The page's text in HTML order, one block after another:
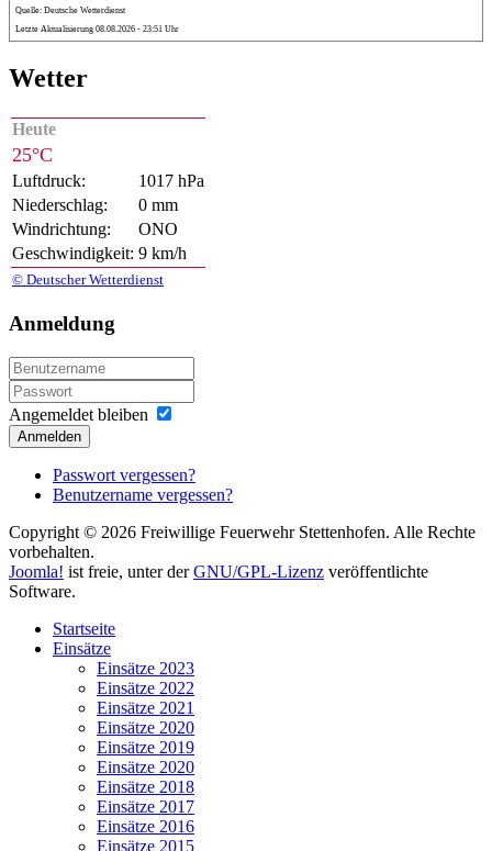
Quelle: Deutsche Wetterdienst
Letzte Aktualisierung 08.08.2026 - 23:51 Uhr
Wetter
Heute
25°C
Luftdruck:
1017 hPa
Niederschlag:
0 mm
Windrichtung:
ONO
Geschwindigkeit: 9 km/h
© Deutscher Wetterdienst
Anmeldung
Angemeldet bleiben
Anmelden
Passwort vergessen?
Benutzername vergessen?
Copyright © 2026 Freiwillige Feuerwehr Stettenhofen. Alle Rechte
vorbehalten.
Joomla! ist freie, unter derGNU/GPL-Lizenz veröffentlichte
Software.
Startseite
Einsätze
Einsätze 2023
Einsätze 2022
Einsätze 2021
Einsätze 2020
Einsätze 2019
Einsätze 2020
Einsätze 2018
Einsätze 2017
Einsätze 2016
Einsätze 2015